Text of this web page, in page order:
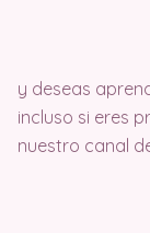
y deseas
incluso si eres
nuestro canal